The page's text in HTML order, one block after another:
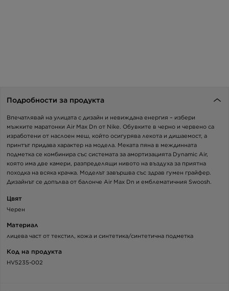
Подробности за продукта
Впечатлявай на улицата с дизайн и невиждана енергия – избери
мъжките маратонки Air Max Dn от Nike. Обувките в черно и червено са
изработени от наслоен меш, който осигурява лекота и дишаемост, а
принтът придава характер на модела. Меката пяна в междинната
подметка се комбинира със системата за амортизацията Dynamic Air,
която има две камери, разпределящи нивото на въздуха за приятна
походка на всяка крачка. Моделът завършва със здрав гумен грайфер.
Дизайнът се допълва от балонче Air Max Dn и емблематичния Swoosh.
Цвят
Черен
Материал
лицева част от текстил, кожа и синтетика/синтетична подметка
Код на продукта
HV5235-002